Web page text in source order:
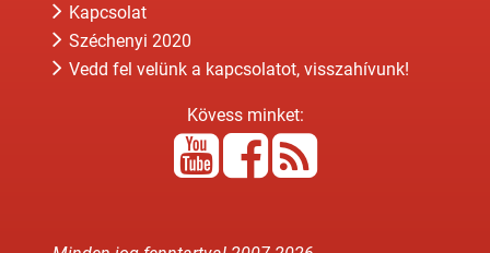
Kapcsolat
Széchenyi 2020
Vedd fel velünk a kapcsolatot, visszahívunk!
Kövess minket: